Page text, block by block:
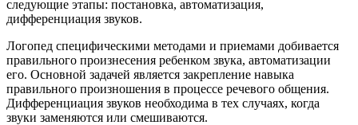
следующие этапы: постановка, автоматизация,
дифференциация звуков.
Логопед специфическими методами и приемами добивается
правильного произнесения ребенком звука, автоматизации
его. Основной задачей является закрепление навыка
правильного произношения в процессе речевого общения.
Дифференциация звуков необходима в тех случаях, когда
звуки заменяются или смешиваются.